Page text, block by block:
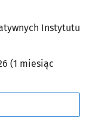
Instytutu
(1 miesiąc